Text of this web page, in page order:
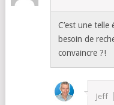
C’est une
besoin de
convaincre ?!
Jeff